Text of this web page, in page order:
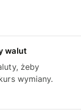
walut
żeby
wymiany.